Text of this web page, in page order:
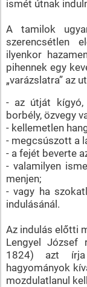
ismét útnak
A tamilok
szerencsétlen
ilyenkor
pihennek egy
„varázslatra” az
- az útját kígyó,
borbély, özvegy
- kellemetlen
- megcsúszott a
- a fejét beverte
- valamilyen
menjen;
- vagy ha
indulásánál.
Az indulás előtti
Lengyel József
1824) azt írja
hagyományok
mozdulatlanul